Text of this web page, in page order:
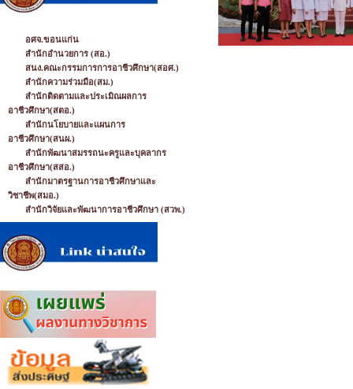
อศจ.ขอนแก่น
สำนักอำนวยการ (สอ.)
สนง.คณะกรรมการการอาชีวศึกษา(สอศ.)
สำนักความร่วมมือ(สม.)
สำนักติดตามและประเมิณผลการ
อาชีวศึกษา(สตอ.)
สำนักนโยบายและแผนการ
อาชีวศึกษา(สนผ.)
สำนักพัฒนาสมรรถนะครูและบุคลากร
อาชีวศึกษา(สสอ.)
สำนักมาตรฐานการอาชีวศึกษาและ
วิชาชีพ(สมอ.)
สำนักวิจัยและพัฒนาการอาชีวศึกษา (สวพ.)